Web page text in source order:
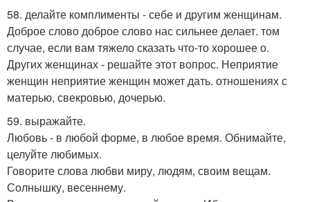
58. делайте комплименты - себе и другим женщинам.
Доброе слово доброе слово нас сильнее делает. том
случае, если вам тяжело сказать что-то хорошее о.
Других женщинах - решайте этот вопрос. Неприятие
женщин неприятие женщин может дать. отношениях с
матерью, свекровью, дочерью.
59. выражайте.
Любовь - в любой форме, в любое время. Обнимайте,
целуйте любимых.
Говорите слова любви миру, людям, своим вещам.
Солнышку, весеннему.